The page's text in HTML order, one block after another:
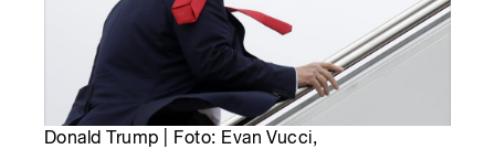
Donald Trump | Foto: Evan Vucci,